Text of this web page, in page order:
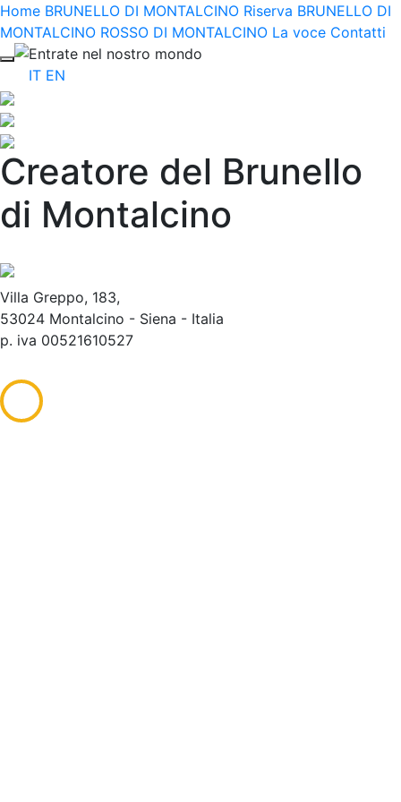
Home BRUNELLO DI MONTALCINO Riserva BRUNELLO DI
MONTALCINO ROSSO DI MONTALCINO La voce Contatti
Entrate nel nostro mondo
IT EN
Creatore del Brunello
di Montalcino
Villa Greppo, 183,
53024 Montalcino - Siena - Italia
p. iva 00521610527